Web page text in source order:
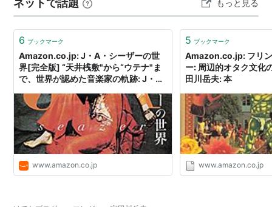
1997年 「マンガゾンビ」（太田出版）
以上の書籍や各誌におけるマンガ評論で梶原一騎再評
価、ふくしま政美・
榊まさるなどの 肉弾
家の再評価運動を開始
1997年天井桟敷「阿呆船」復刻（ブルースインター
アクションズ社）
1998年 「フリンジカルチャー」（水声社）
1998年 ヤホワ13ボックスセット復刻に参加（キャプ
テントリップレコーズ）
1999年天井桟敷呪術音楽劇「邪宗門」復刻（ブルー
ネットで話題 もっと見る
6 ブックマーク
Amazon.co.jp: J・A・シーザーの世
界[完全版] “天井桟敷"から“ウテナ"ま
で、世界が認めた音楽家の軌跡: J・
www.amazon.co.jp
5 ブックマーク
Amazon.co.jp: フリ
ー: 周辺的オタク文化
田川岳夫: 本
www.amazon.co.jp